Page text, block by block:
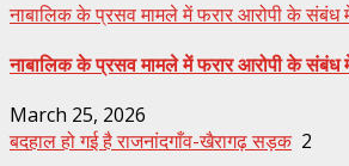
नाबालिक के प्रसव मामले में फरार आरोपी के संबंध
नाबालिक के प्रसव मामले में फरार आरोपी के संबंध
March 25, 2026
बदहाल हो गई है राजनांदगाँव-खैरागढ़ सड़क 2